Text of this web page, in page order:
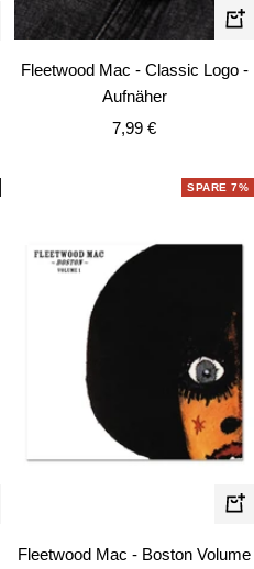
In
Fleetwood Mac - Classic Logo -
Aufnäher
Angebotspreis
7,99 €
SPARE 7%
In
Fleetwood Mac - Boston Volume